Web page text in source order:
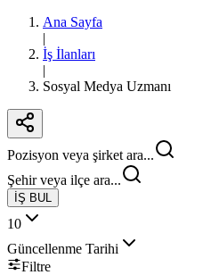
Ana Sayfa
|
İş İlanları
|
Sosyal Medya Uzmanı
Pozisyon veya şirket ara...
Şehir veya ilçe ara...
İŞ BUL
10
Güncellenme Tarihi
Filtre